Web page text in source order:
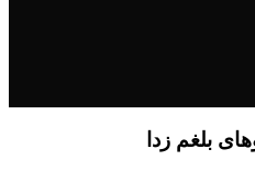
بلغم زدا